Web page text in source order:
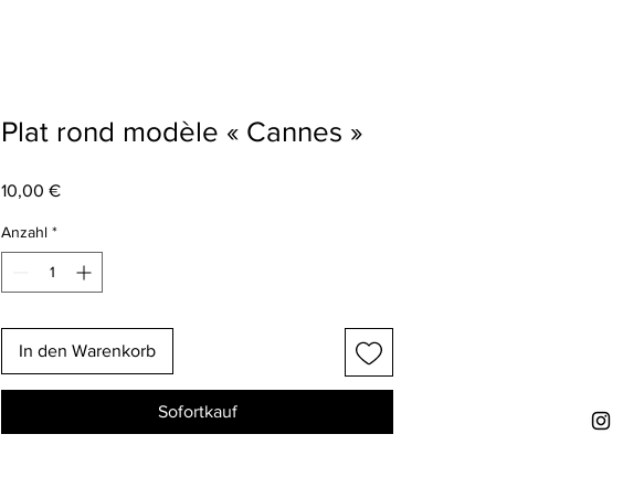
Plat rond modèle « Cannes »
10,00 €Preis
Anzahl *
In den Warenkorb
Sofortkauf